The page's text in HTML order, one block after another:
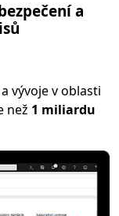
a
vývoje v oblasti
než 1 miliardu